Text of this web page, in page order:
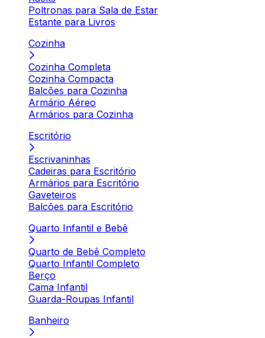
Poltronas para Sala de Estar
Estante para Livros
Cozinha
Cozinha Completa
Cozinha Compacta
Balcões para Cozinha
Armário Aéreo
Armários para Cozinha
Escritório
Escrivaninhas
Cadeiras para Escritório
Armários para Escritório
Gaveteiros
Balcões para Escritório
Quarto Infantil e Bebê
Quarto de Bebê Completo
Quarto Infantil Completo
Berço
Cama Infantil
Guarda-Roupas Infantil
Banheiro